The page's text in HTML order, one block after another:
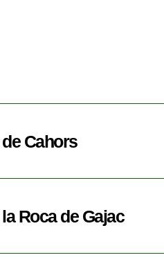
Cahors
Roca de Gajac